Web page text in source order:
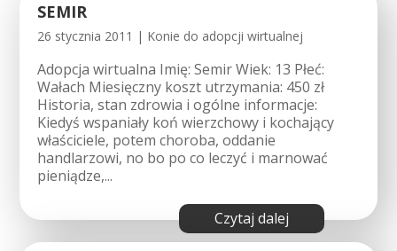
SEMIR
26 stycznia 2011 | Konie do adopcji wirtualnej
Adopcja wirtualna Imię: Semir Wiek: 13 Płeć:
Wałach Miesięczny koszt utrzymania: 450 zł
Historia, stan zdrowia i ogólne informacje:
Kiedyś wspaniały koń wierzchowy i kochający
właściciele, potem choroba, oddanie
handlarzowi, no bo po co leczyć i marnować
pieniądze,...
czytaj dalej